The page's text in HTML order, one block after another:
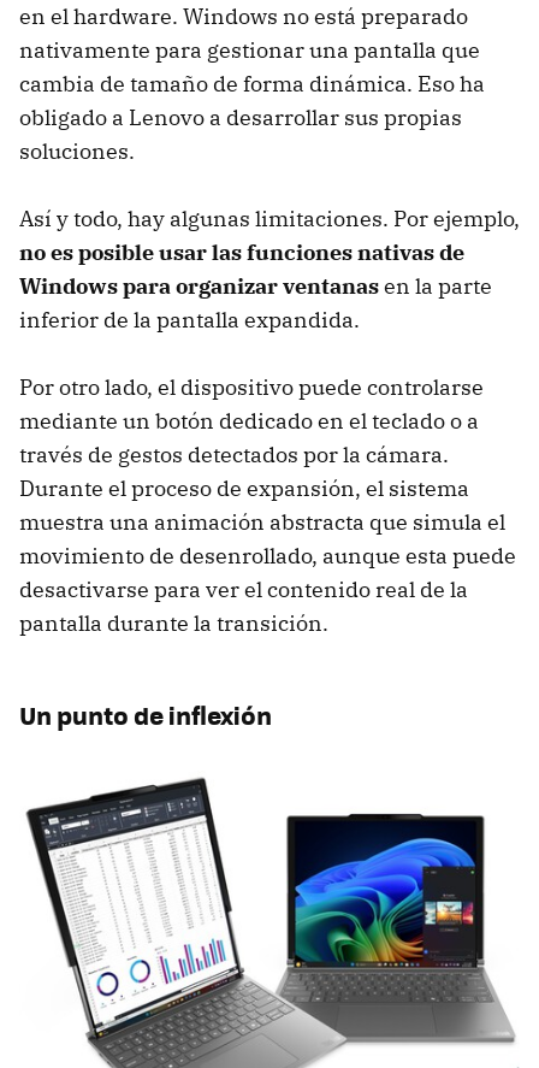
en el hardware. Windows no está preparado
nativamente para gestionar una pantalla que
cambia de tamaño de forma dinámica. Eso ha
obligado a Lenovo a desarrollar sus propias
soluciones.
Así y todo, hay algunas limitaciones. Por ejemplo,
no es posible usar las funciones nativas de
Windows para organizar ventanasen la parte
inferior de la pantalla expandida.
Por otro lado, el dispositivo puede controlarse
mediante un botón dedicado en el teclado o a
través de gestos detectados por la cámara.
Durante el proceso de expansión, el sistema
muestra una animación abstracta que simula el
movimiento de desenrollado, aunque esta puede
desactivarse para ver el contenido real de la
pantalla durante la transición.
Un punto de inflexión